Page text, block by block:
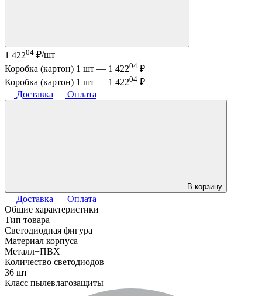
1 42204 ₽/шт
Коробка (картон) 1 шт — 1 42204 ₽
Коробка (картон) 1 шт — 1 42204 ₽
Доставка
Оплата
В корзину
Доставка
Оплата
Общие характеристики
Тип товара
Светодиодная фигура
Материал корпуса
Металл+ПВХ
Количество светодиодов
36 шт
Класс пылевлагозащиты